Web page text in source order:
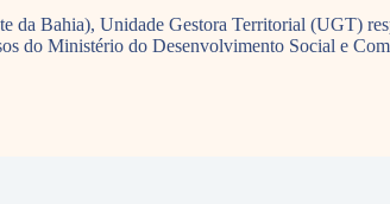
Bahia), Unidade Gestora Territorial (UGT)
do Ministério do Desenvolvimento Social e